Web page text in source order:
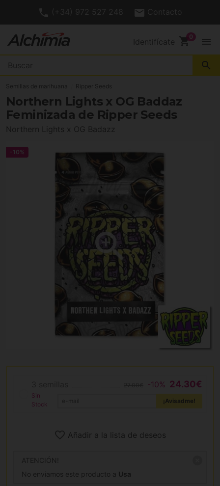
(+34) 972 527 248 Contacto
Identifícate shopping_cart menu
search
Semillas de marihuana Ripper Seeds
Northern Lights x OG Baddaz
Feminizada de Ripper Seeds
Northern Lights x OG Badazz
-10%
-10% 24.30€
Sin
Stock
¡Avisadme!
Añadir a la lista de deseos
ATENCIÓN!
No enviamos este producto a Usa